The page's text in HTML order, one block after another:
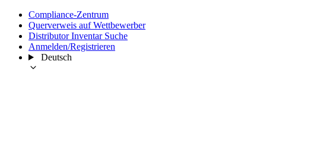
Compliance-Zentrum
Querverweis auf Wettbewerber
Distributor Inventar Suche
Anmelden/Registrieren
Deutsch